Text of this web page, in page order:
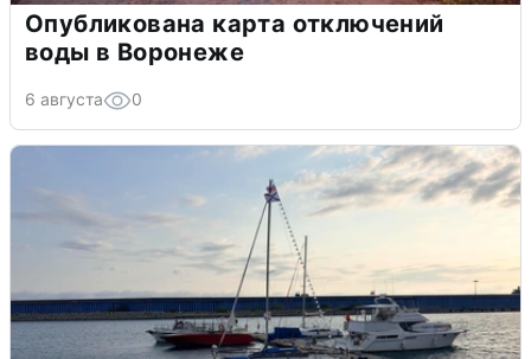
Опубликована карта отключений
воды в Воронеже
6 августа 0